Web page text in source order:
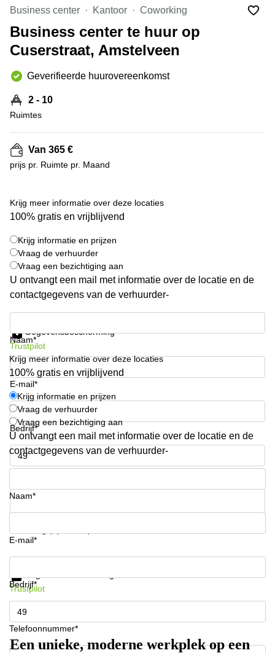
Hengelo
Hilversum
Hoofddorp
Deventer
Rotterdam
Tiel
Zwolle
Bodegraven-
Reeuwijk
Business
center
Arnhem
Business
Amsterdam
Westpoort
Business
center
Hilversum
Den
Haag
space
Breda
Coworking
Arnhem
Coworking
space
Hilversum
Coworking
space
Zwolle
Coworking
Haarlem
Kantoor
Huren
Hengelo
Nijmegen
Business center Kantoor Coworking
Business center te huur op
Cuserstraat, Amstelveen
Geverifieerde huurovereenkomst
2 - 10
Ruimtes
Van 365 €
prijs pr. Ruimte pr. Maand
Krijg meer informatie over deze locaties
100% gratis en vrijblijvend
Krijg informatie en prijzen
Vraag de verhuurder
Vraag een bezichtiging aan
U ontvangt een mail met informatie over de locatie en de
contactgegevens van de verhuurder-
Naam*
E-mail*
Bedrijf*
Telefoonnummer*
Gegevensbescherming
Trustpilot
Krijg meer informatie over deze locaties
100% gratis en vrijblijvend
Krijg informatie en prijzen
Vraag de verhuurder
Vraag een bezichtiging aan
U ontvangt een mail met informatie over de locatie en de
contactgegevens van de verhuurder-
Naam*
E-mail*
Bedrijf*
Telefoonnummer*
Krijg informatie en prijzen
Trustpilot
Een unieke, moderne werkplek op een